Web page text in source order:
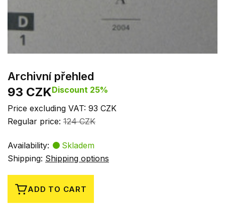
Archivní přehled
93 CZKDiscount 25%
Price excluding VAT: 93 CZK
Regular price: 124 CZK
Availability:
Skladem
Shipping: Shipping options
ADD TO CART